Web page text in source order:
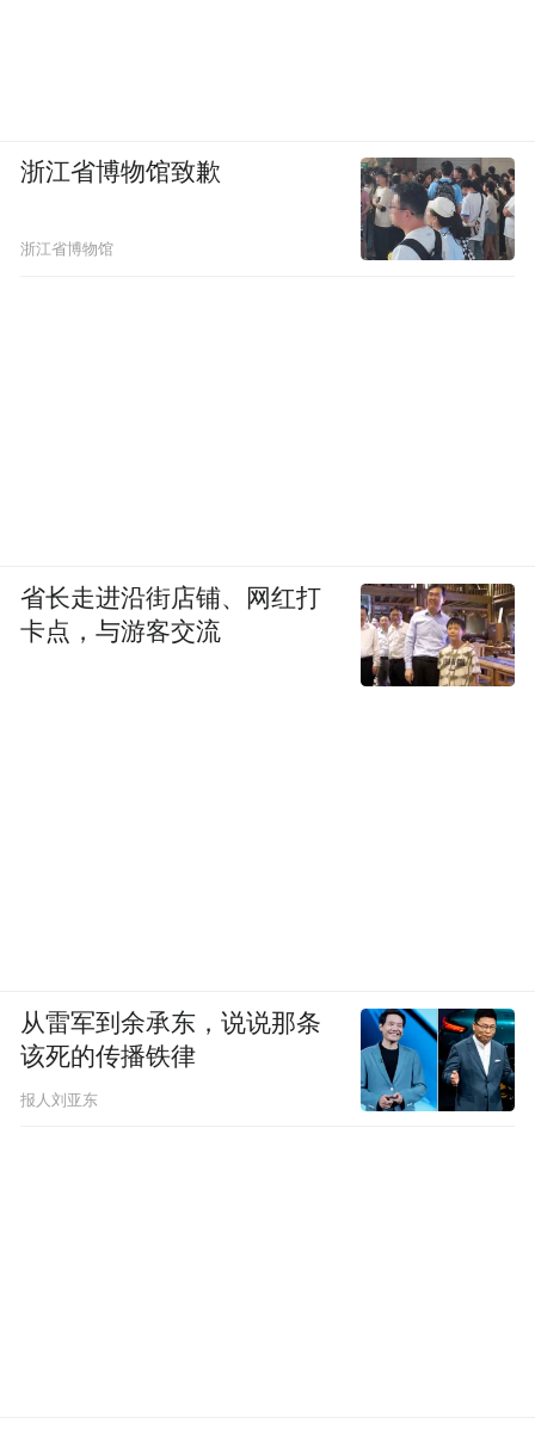
浙江省博物馆致歉
浙江省博物馆
省长走进沿街店铺、网红打
卡点，与游客交流
从雷军到余承东，说说那条
该死的传播铁律
报人刘亚东